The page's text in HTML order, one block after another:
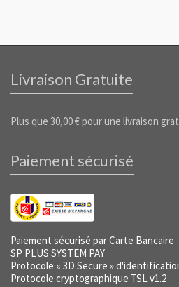
Livraison Gratuite
Plus que 30,00€pour une livraison
Paiement sécurisé
Paiement sécurisé par Carte Bancaire
SP PLUS SYSTEM PAY
Protocole « 3D Secure »
Protocole cryptographique TSL v1.2